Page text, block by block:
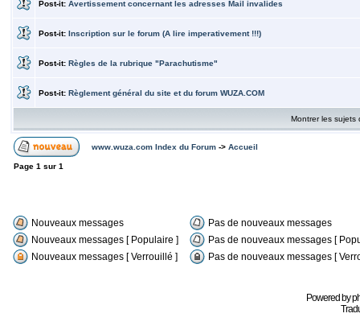
Post-it: Avertissement concernant les adresses Mail invalides
Post-it: Inscription sur le forum (A lire imperativement !!!)
Post-it: Règles de la rubrique "Parachutisme"
Post-it: Règlement général du site et du forum WUZA.COM
Montrer les sujets
www.wuza.com Index du Forum-> Accueil
Page 1 sur 1
Nouveaux messages
Pas de nouveaux messages
Nouveaux messages [ Populaire ]
Pas de nouveaux messages [
Nouveaux messages [ Verrouillé ]
Pas de nouveaux messages [
Powered by